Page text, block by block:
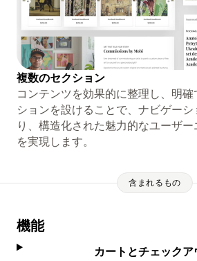
複数のセクション
コンテンツを効果的に整理し、明確
ションを設けることで、ナビゲー
り、構造化された魅力的なユーザ
を実現します。
含まれるもの
機能
カートとチェックア